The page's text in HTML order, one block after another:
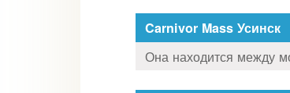
Carnivor Mass Усинск
Она находится между